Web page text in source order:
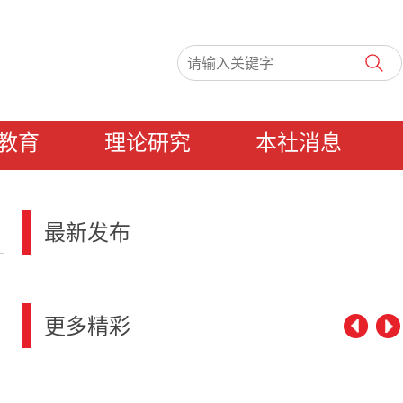
育 理论研究 本社消息
最新发布
更多精彩